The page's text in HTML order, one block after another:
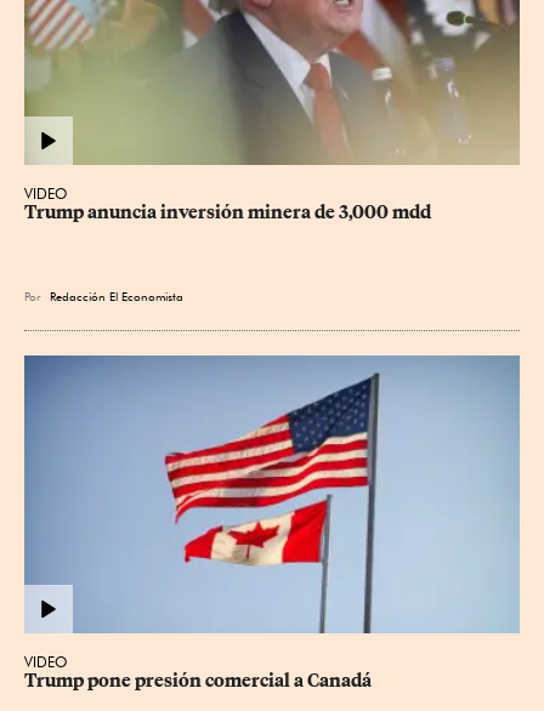
VIDEO
Trump anuncia inversión minera de 3,000 mdd
Por Redacción El Economista
VIDEO
Trump pone presión comercial a Canadá